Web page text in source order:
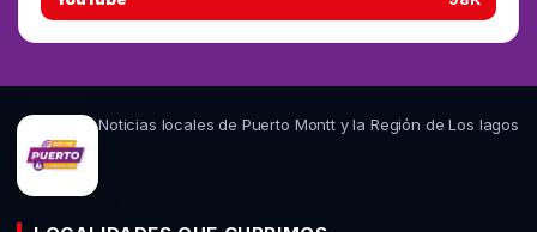
Noticias locales de Puerto Montt y la Región de Los lagos